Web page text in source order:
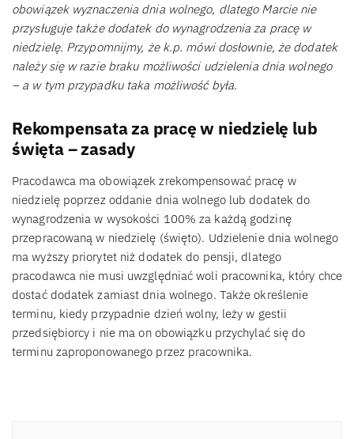
obowiązek wyznaczenia dnia wolnego, dlatego Marcie nie
przysługuje także dodatek do wynagrodzenia za pracę w
niedzielę. Przypomnijmy, że k.p. mówi dosłownie, że dodatek
należy się w razie braku możliwości udzielenia dnia wolnego
– a w tym przypadku taka możliwość była.
Rekompensata za pracę w niedzielę lub
święta – zasady
Pracodawca ma obowiązek zrekompensować pracę w
niedzielę poprzez oddanie dnia wolnego lub dodatek do
wynagrodzenia w wysokości 100% za każdą godzinę
przepracowaną w niedzielę (święto). Udzielenie dnia wolnego
ma wyższy priorytet niż dodatek do pensji, dlatego
pracodawca nie musi uwzględniać woli pracownika, który chce
dostać dodatek zamiast dnia wolnego. Także określenie
terminu, kiedy przypadnie dzień wolny, leży w gestii
przedsiębiorcy i nie ma on obowiązku przychylać się do
terminu zaproponowanego przez pracownika.